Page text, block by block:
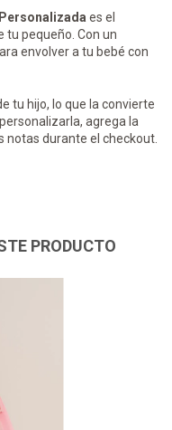
es el
pequeño. Con un
envolver a tu bebé con
tu hijo, lo que la convierte
agrega la
notas durante el checkout.
PRODUCTO